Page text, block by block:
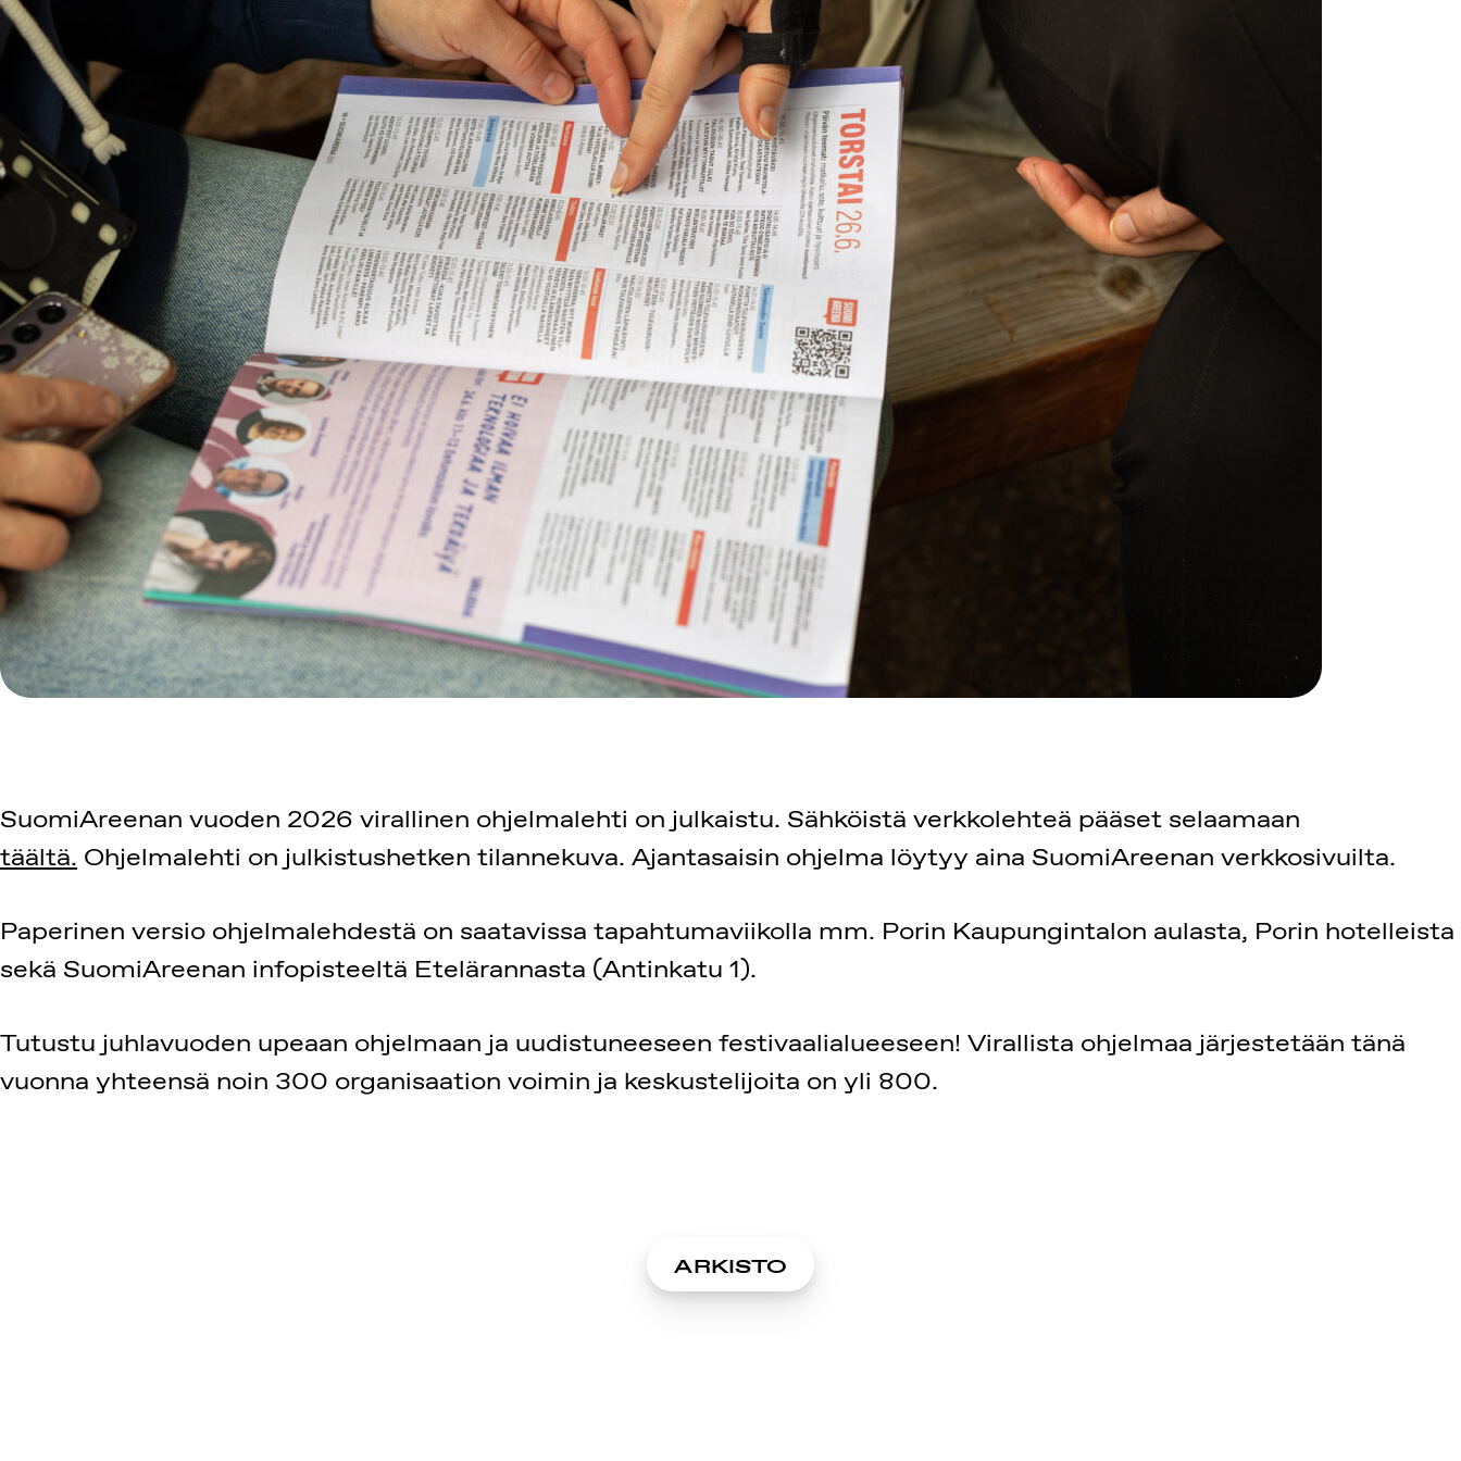
SuomiAreenan vuoden 2026 virallinen ohjelmalehti on julkaistu. Sähköistä verkkolehteä pääset selaamaan
täältä. Ohjelmalehti on julkistushetken tilannekuva. Ajantasaisin ohjelma löytyy aina SuomiAreenan verkkosivuilta.
Paperinen versio ohjelmalehdestä on saatavissa tapahtumaviikolla mm. Porin Kaupungintalon aulasta, Porin hotelleista
sekä SuomiAreenan infopisteeltä Etelärannasta (Antinkatu 1).
Tutustu juhlavuoden upeaan ohjelmaan ja uudistuneeseen festivaalialueeseen! Virallista ohjelmaa järjestetään tänä
vuonna yhteensä noin 300 organisaation voimin ja keskustelijoita on yli 800.
ARKISTO